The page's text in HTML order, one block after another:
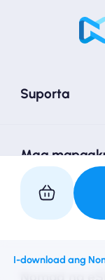
Suporta
Mga
Kasosyo sa
I-download ang